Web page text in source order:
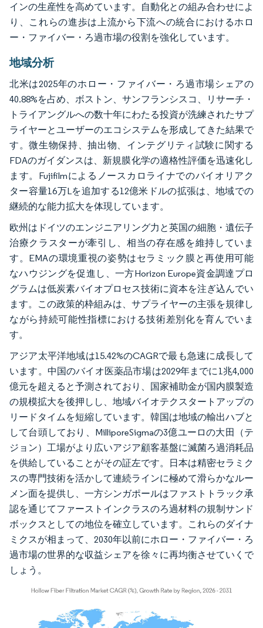
インの生産性を高めています。自動化との組み合わせによ
り、これらの進歩は上流から下流への統合におけるホロ
ー・ファイバー・ろ過市場の役割を強化しています。
地域分析
北米は2025年のホロー・ファイバー・ろ過市場シェアの
40.88%を占め、ボストン、サンフランシスコ、リサーチ・
トライアングルへの数十年にわたる投資が洗練されたサプ
ライヤーとユーザーのエコシステムを形成してきた結果で
す。微生物保持、抽出物、インテグリティ試験に関する
FDAのガイダンスは、新規膜化学の適格性評価を迅速化し
ます。Fujifilmによるノースカロライナでのバイオリアク
ター容量16万Lを追加する12億米ドルの拡張は、地域での
継続的な能力拡大を体現しています。
欧州はドイツのエンジニアリング力と英国の細胞・遺伝子
治療クラスターが牽引し、相当の存在感を維持していま
す。EMAの環境重視の姿勢はセラミック膜と再使用可能
なハウジングを促進し、一方Horizon Europe資金調達プロ
グラムは低炭素バイオプロセス技術に資本を注ぎ込んでい
ます。この政策的枠組みは、サプライヤーの主張を規律し
ながら持続可能性指標における技術差別化を育んでいま
す。
アジア太平洋地域は15.42%のCAGRで最も急速に成長して
います。中国のバイオ医薬品市場は2029年までに1兆4,000
億元を超えると予測されており、国家補助金が国内膜製造
の規模拡大を後押しし、地域バイオテクスタートアップの
リードタイムを短縮しています。韓国は地域の輸出ハブと
して台頭しており、MilliporeSigmaの3億ユーロの大田（テ
ジョン）工場がより広いアジア顧客基盤に滅菌ろ過消耗品
を供給していることがその証左です。日本は精密セラミク
スの専門技術を活かして連続ラインに極めて滑らかなルー
メン面を提供し、一方シンガポールはファストトラック承
認を通じてファーストインクラスのろ過材料の規制サンド
ボックスとしての地位を確立しています。これらのダイナ
ミクスが相まって、2030年以前にホロー・ファイバー・ろ
過市場の世界的な収益シェアを徐々に再均衡させていくで
しょう。